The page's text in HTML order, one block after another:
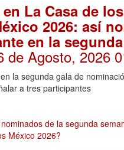
La Casa de los
2026: así
en la segunda
de Agosto, 2026
la segunda gala de
a tres participantes